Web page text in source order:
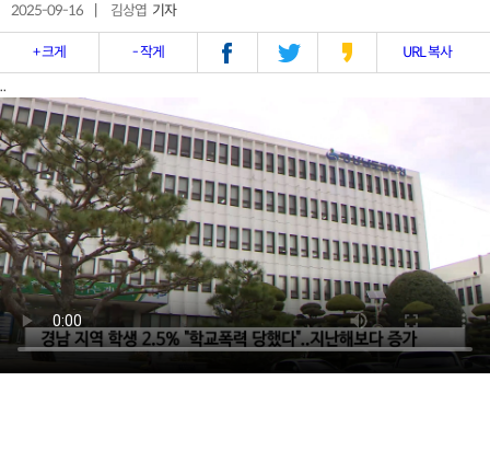
2025-09-16 김상엽 기자
+ 크게 - 작게 URL 복사
..